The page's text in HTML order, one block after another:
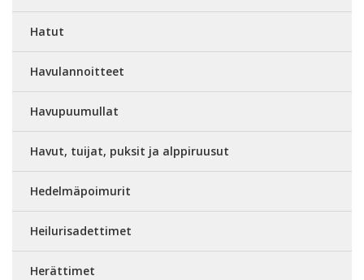
Hatut
Havulannoitteet
Havupuumullat
Havut, tuijat, puksit ja alppiruusut
Hedelmäpoimurit
Heilurisadettimet
Herättimet